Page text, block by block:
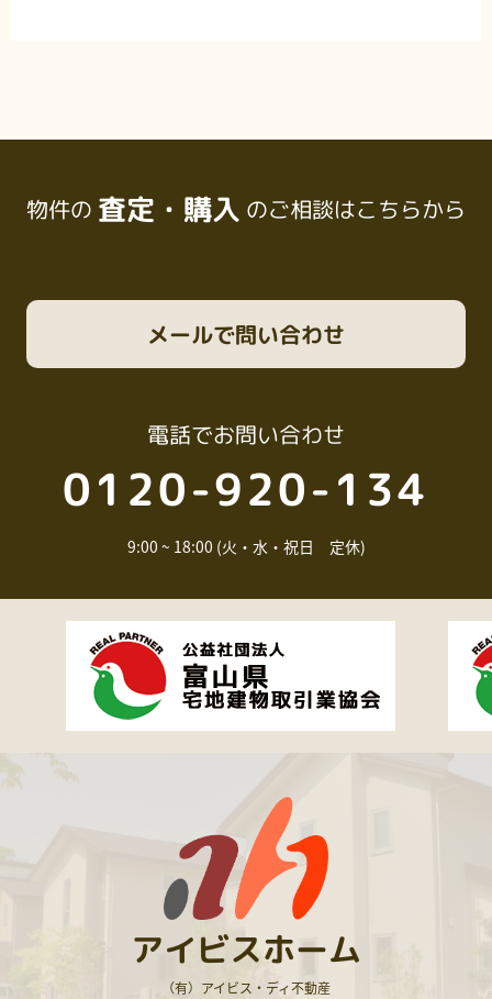
物件の 査定・購入 のご相談はこちらから
電話でお問い合わせ
0120-920-134
9:00 ~ 18:00 (火・水・祝日 定休)
メールで問い合わせ
アイビスホーム
（有）アイビス・ディ不動産